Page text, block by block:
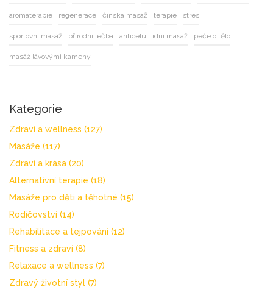
aromaterapie regenerace čínská masáž terapie stres
sportovní masáž přírodní léčba anticelulitidní masáž péče o tělo
masáž lávovými kameny
Kategorie
Zdraví a wellness (127)
Masáže (117)
Zdraví a krása (20)
Alternativní terapie (18)
Masáže pro děti a těhotné (15)
Rodičovství (14)
Rehabilitace a tejpování (12)
Fitness a zdraví (8)
Relaxace a wellness (7)
Zdravý životní styl (7)